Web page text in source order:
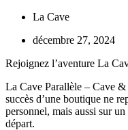
La Cave
décembre 27, 2024
Rejoignez l’aventure La
La Cave Parallèle – Cave
succès d’une boutique ne
personnel, mais aussi sur
départ.